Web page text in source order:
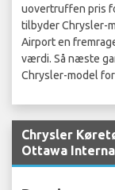
uovertruffen pris
tilbyder Chrysler-
Airport en
værdi. Så næste
Chrysler-model
Chrysler
Ottawa